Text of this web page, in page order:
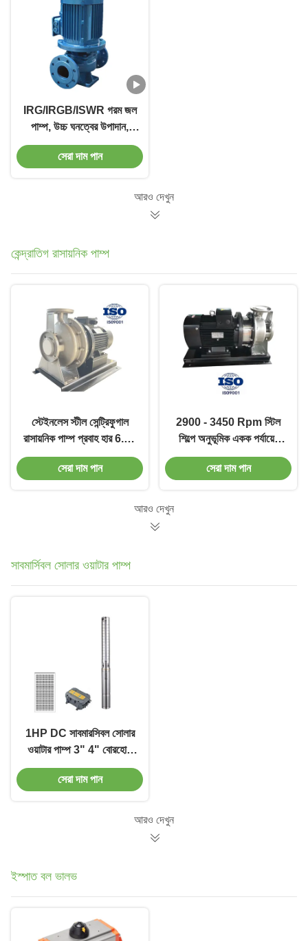
IRG/IRGB/ISWR গরম জল
পাম্প, উচ্চ ঘনত্বের উপাদান,
সমান্তরাল / সিরিজ মাউন্ট
সেরা দাম পান
আরও দেখুন
কেন্দ্রাতিগ রাসায়নিক পাম্প
স্টেইনলেস স্টীল সেন্ট্রিফুগাল
রাসায়নিক পাম্প প্রবাহ হার 6.5 -
160 M3/H সঙ্গে
সেরা দাম পান
2900 - 3450 Rpm স্টিল
শিল্পে অনুভূমিক একক পর্যায়ের
সেন্ট্রিফুগাল পাম্প
সেরা দাম পান
আরও দেখুন
সাবমার্সিবল সোলার ওয়াটার পাম্প
1HP DC সাবমারসিবল সোলার
ওয়াটার পাম্প 3" 4" বোরহোল
কৃষি সেচ জল পাম্প
সেরা দাম পান
আরও দেখুন
ইস্পাত বল ভালভ